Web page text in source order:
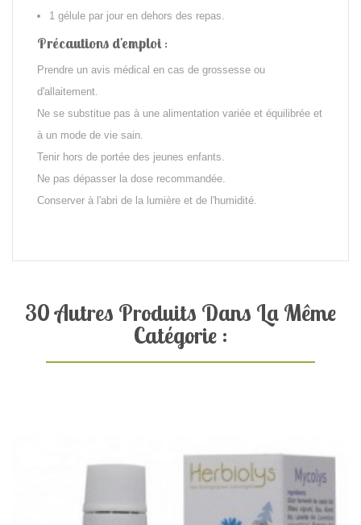
1 gélule par jour en dehors des repas.
Précautions d'emploi:
Prendre un avis médical en cas de grossesse ou
d'allaitement.
Ne se substitue pas à une alimentation variée et équilibrée et
à un mode de vie sain.
Tenir hors de portée des jeunes enfants.
Ne pas dépasser la dose recommandée.
Conserver à l'abri de la lumière et de l'humidité.
30 Autres Produits Dans La Même
Catégorie :